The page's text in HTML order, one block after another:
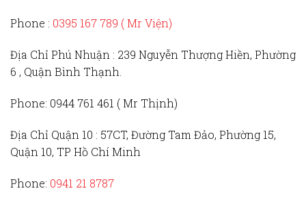
Phone : 0395 167 789 ( Mr Viện)
Địa Chỉ Phú Nhuận : 239 Nguyễn Thượng Hiền, Phường
6 , Quận Bình Thạnh.
Phone: 0944 761 461 ( Mr Thịnh)
Địa Chỉ Quận 10 : 57CT, Đường Tam Đảo, Phường 15,
Quận 10, TP Hồ Chí Minh
Phone: 0941 21 8787